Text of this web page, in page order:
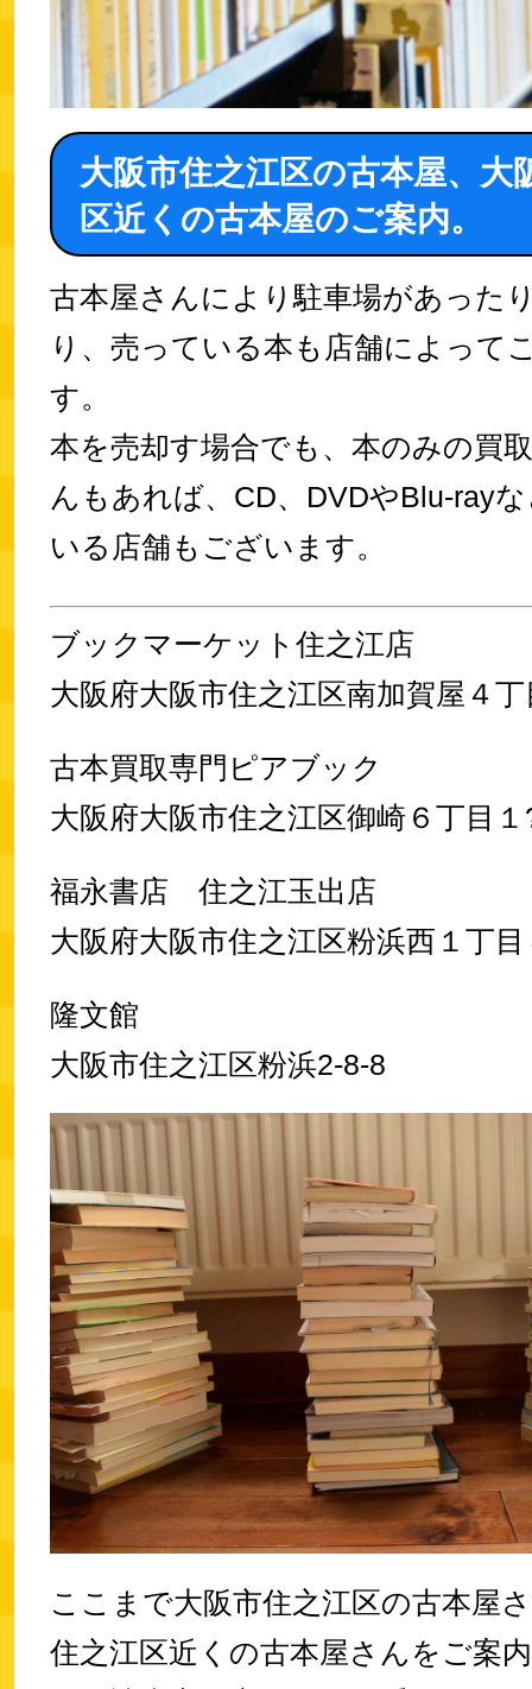
大阪市住之江区の古本屋、大
区近くの古本屋のご案内。
古本屋さんにより駐車場があった
り、売っている本も店舗によって
す。
本を売却す場合でも、本のみの買
んもあれば、CD、DVDやBlu-ray
いる店舗もございます。
ブックマーケット住之江店
大阪府大阪市住之江区南加賀屋４
古本買取専門ピアブック
大阪府大阪市住之江区御崎６丁目１
福永書店 住之江玉出店
大阪府大阪市住之江区粉浜西１丁
隆文館
大阪市住之江区粉浜2-8-8
ここまで大阪市住之江区の古本屋
住之江区近くの古本屋さんをご案